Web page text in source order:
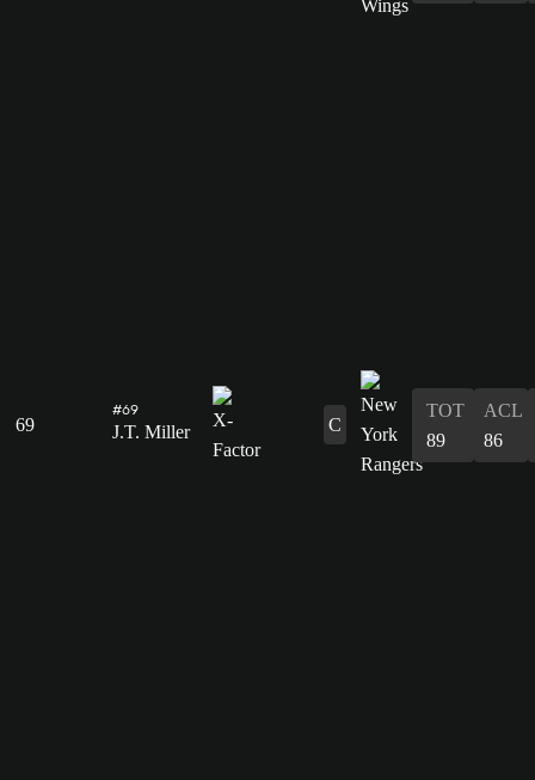
69
#69
J.T. Miller C
TOT
89
ACL
86